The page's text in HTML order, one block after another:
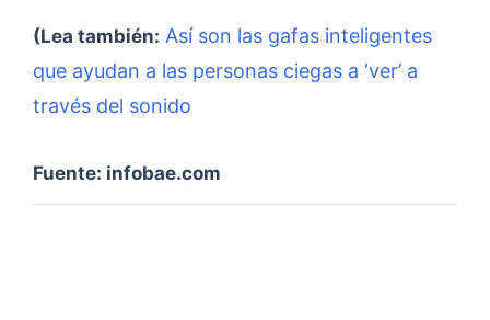
(Lea también: Así son las gafas inteligentes
que ayudan a las personas ciegas a ‘ver’ a
través del sonido
Fuente: infobae.com